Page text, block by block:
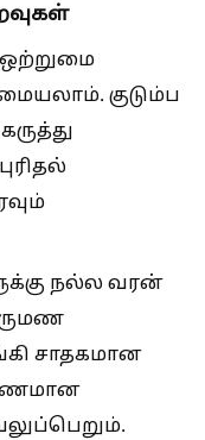
ஒற்றுமை
குடும்ப
நல்ல வரன்
சாதகமான